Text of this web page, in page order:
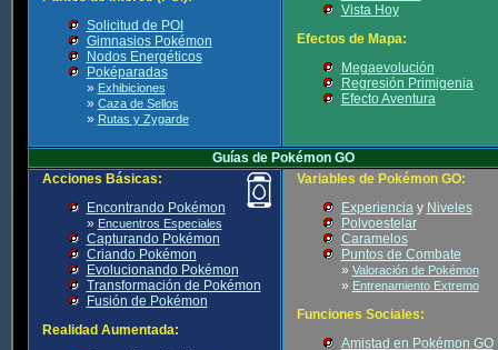
Solicitud de POI
Gimnasios Pokémon
Nodos Energéticos
Poképaradas
» Exhibiciones
» Caza de Sellos
» Rutas y Zygarde
Vista Hoy
Efectos de Mapa:
Megaevolución
Regresión Primigenia
Efecto Aventura
Guías de Pokémon GO
Acciones Básicas:
Encontrando Pokémon
» Encuentros Especiales
Capturando Pokémon
Criando Pokémon
Evolucionando Pokémon
Transformación de Pokémon
Fusión de Pokémon
Realidad Aumentada:
Variables de Pokémon GO:
Experienciay Niveles
Polvoestelar
Caramelos
Puntos de Combate
» Valoración de Pokémon
» Entrenamiento Extremo
Funciones Sociales:
Amistad en Pokémon GO